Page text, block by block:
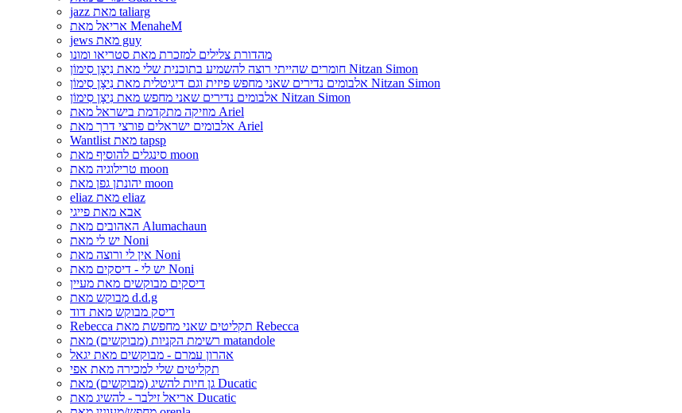
jazz מאת taliarg
אריאל מאת MenaheM
jews מאת guy
מהדורת צלילים למזכרת מאת סטריאו ומונו
חומרים שהייתי רוצה להשמיע בתוכנית שלי מאת נִיצָן סִימוֹן Nitzan Simon
אלבומים נדירים שאני מחפש פיזית וגם דיגיטלית מאת נִיצָן סִימוֹן Nitzan Simon
אלבומים נדירים שאני מחפש מאת נִיצָן סִימוֹן Nitzan Simon
מוזיקה מתקדמת בישראל מאת Ariel
אלבומים ישראלים פורצי דרך מאת Ariel
Wantlist מאת tapsp
סינגלים להוסיף מאת moon
טרילוגיה מאת moon
יהונתן גפן מאת moon
eliaz מאת eliaz
אבא מאת פייגי
האהובים מאת Alumachaun
יש לי מאת Noni
אין לי ורוצה מאת Noni
יש לי - דיסקים מאת Noni
דיסקים מבוקשים מאת מעיין
מבוקש מאת d.d.g
דיסק מבוקש מאת דוד
Rebecca תקליטים שאני מחפשת מאת Rebecca
רשימת הקניות (מבוקשים) מאת matandole
אהרון עמרם - מבוקשים מאת יגאל
תקליטים שלי למכירה מאת אפי
גן חיות להשיג (מבוקשים) מאת Ducatic
אריאל זילבר - להשיג מאת Ducatic